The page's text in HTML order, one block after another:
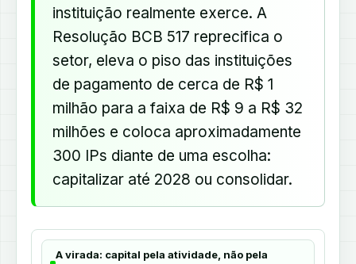
instituição realmente exerce. A
Resolução BCB 517 reprecifica o
setor, eleva o piso das instituições
de pagamento de cerca de R$ 1
milhão para a faixa de R$ 9 a R$ 32
milhões e coloca aproximadamente
300 IPs diante de uma escolha:
capitalizar até 2028 ou consolidar.
A virada: capital pela atividade, não pela